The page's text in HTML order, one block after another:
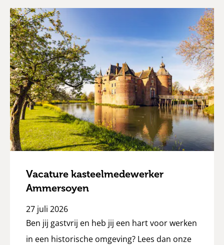
Vacature kasteelmedewerker
Ammersoyen
27 juli 2026
Ben jij gastvrij en heb jij een hart voor werken
in een historische omgeving? Lees dan onze